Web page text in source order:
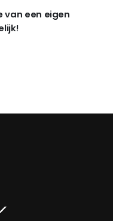
van een eigen